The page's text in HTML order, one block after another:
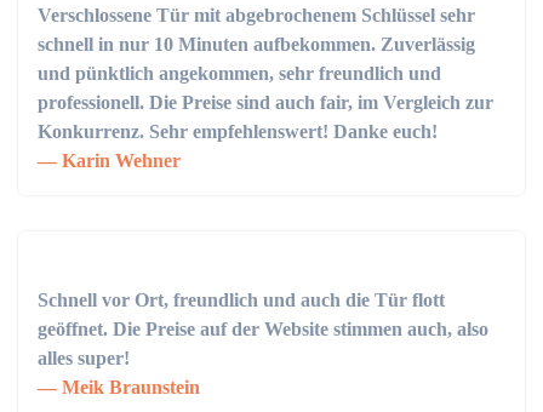
Verschlossene Tür mit abgebrochenem Schlüssel sehr
schnell in nur 10 Minuten aufbekommen. Zuverlässig
und pünktlich angekommen, sehr freundlich und
professionell. Die Preise sind auch fair, im Vergleich zur
Konkurrenz. Sehr empfehlenswert! Danke euch!
Karin Wehner
Schnell vor Ort, freundlich und auch die Tür flott
geöffnet. Die Preise auf der Website stimmen auch, also
alles super!
Meik Braunstein